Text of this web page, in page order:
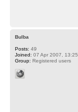
Bulba
Posts: 49
Joined: 07 Apr 2007, 13:25
Group: Registered users